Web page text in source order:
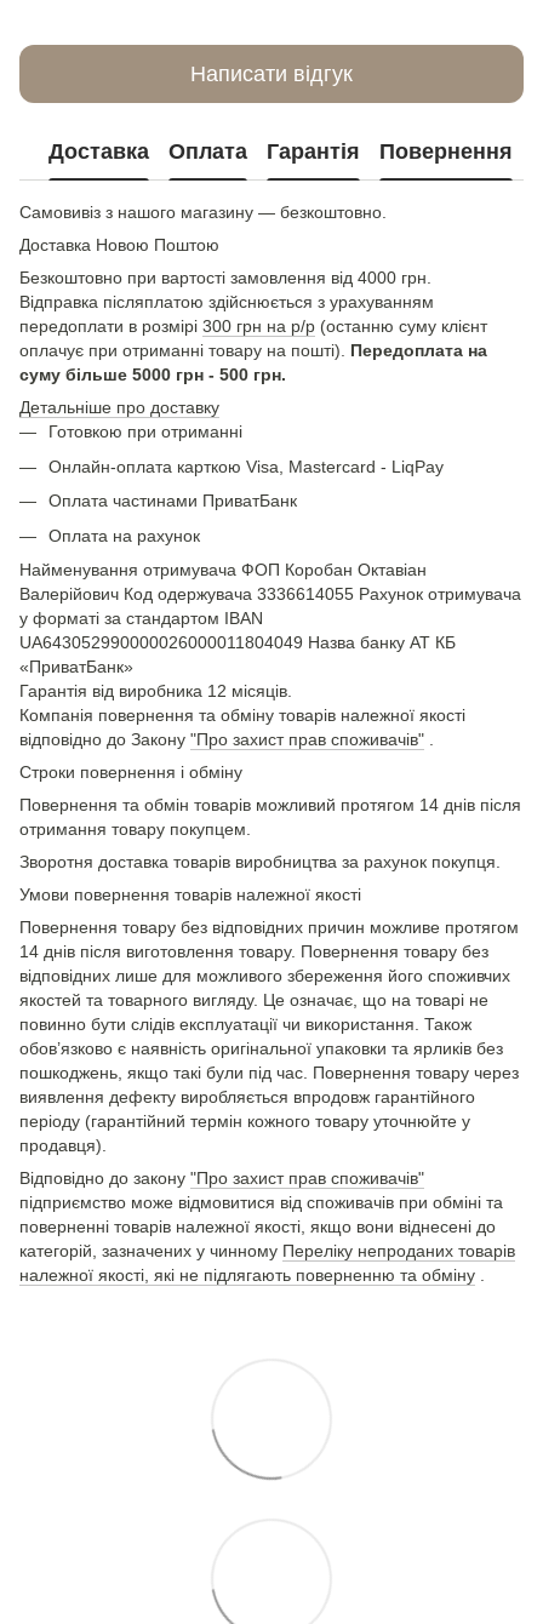
Написати відгук
Доставка Оплата Гарантія Повернення
Самовивіз з нашого магазину — безкоштовно.
Доставка Новою Поштою
Безкоштовно при вартості замовлення від 4000 грн.
Відправка післяплатою здійснюється з урахуванням
передоплати в розмірі 300 грн на р/р (останню суму клієнт
оплачує при отриманні товару на пошті). Передоплата на
суму більше 5000 грн - 500 грн.
Детальніше про доставку
Готовкою при отриманні
Онлайн-оплата карткою Visa, Mastercard - LiqPay
Оплата частинами ПриватБанк
Оплата на рахунок
Найменування отримувача ФОП Коробан Октавіан
Валерійович Код одержувача 3336614055 Рахунок отримувача
у форматі за стандартом IBAN
UA643052990000026000011804049 Назва банку АТ КБ
«ПриватБанк»
Гарантія від виробника 12 місяців.
Компанія повернення та обміну товарів належної якості
відповідно до Закону "Про захист прав споживачів"
Строки повернення і обміну
Повернення та обмін товарів можливий протягом 14 днів після
отримання товару покупцем.
Зворотня доставка товарів виробництва за рахунок покупця.
Умови повернення товарів належної якості
Повернення товару без відповідних причин можливе протягом
14 днів після виготовлення товару. Повернення товару без
відповідних лише для можливого збереження його споживчих
якостей та товарного вигляду. Це означає, що на товарі не
повинно бути слідів експлуатації чи використання. Також
обов’язково є наявність оригінальної упаковки та ярликів без
пошкоджень, якщо такі були під час. Повернення товару через
виявлення дефекту виробляється впродовж гарантійного
періоду (гарантійний термін кожного товару уточнюйте у
продавця).
Відповідно до закону "Про захист прав споживачів"
підприємство може відмовитися від споживачів при обміні та
поверненні товарів належної якості, якщо вони віднесені до
категорій, зазначених у чинному Переліку непроданих товарів
належної якості, які не підлягають поверненню та обміну